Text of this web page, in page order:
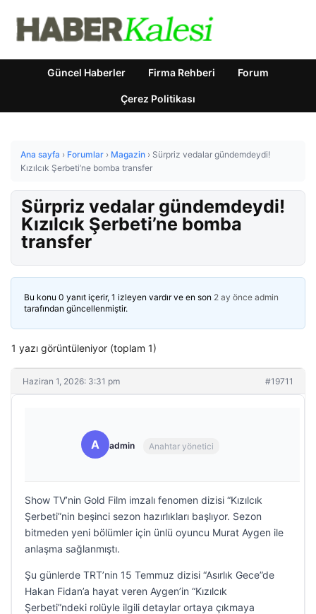
Güncel Haberler Firma Rehberi Forum
Çerez Politikası
Ana sayfa › Forumlar › Magazin › Sürpriz vedalar gündemdeydi!
Kızılcık Şerbeti’ne bomba transfer
Sürpriz vedalar gündemdeydi!
Kızılcık Şerbeti’ne bomba
transfer
Bu konu 0 yanıt içerir, 1 izleyen vardır ve en son 2 ay önce admin
tarafından güncellenmiştir.
1 yazı görüntüleniyor (toplam 1)
Haziran 1, 2026: 3:31 pm #19711
A admin Anahtar yönetici
Show TV’nin Gold Film imzalı fenomen dizisi “Kızılcık
Şerbeti”nin beşinci sezon hazırlıkları başlıyor. Sezon
bitmeden yeni bölümler için ünlü oyuncu Murat Aygen ile
anlaşma sağlanmıştı.
Şu günlerde TRT’nin 15 Temmuz dizisi “Asırlık Gece”de
Hakan Fidan’a hayat veren Aygen’in “Kızılcık
Şerbeti”ndeki rolüyle ilgili detaylar ortaya çıkmaya